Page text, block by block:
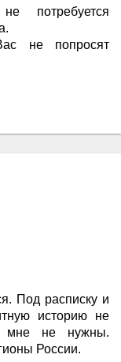
потребуется
не попросят
Под расписку и
историю не
мне не нужны.
России.